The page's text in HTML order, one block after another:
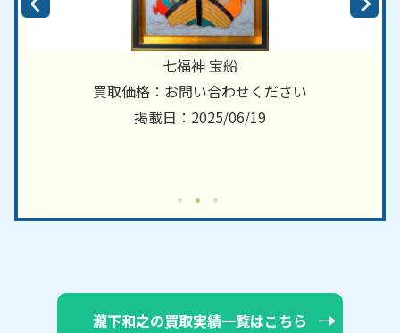
七福神 宝船
買取価格：お問い合わせください
掲載日：2025/06/19
瀧下和之の買取実績一覧はこちら